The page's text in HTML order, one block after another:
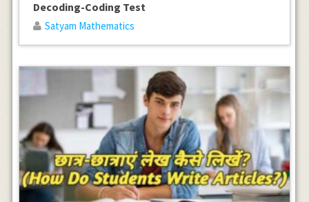
Decoding-Coding Test
Satyam Mathematics